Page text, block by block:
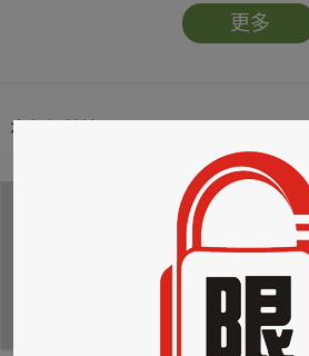
因為他獨特的「睡癖」簡直讓人嘆為觀止
她不但得想出各種應變政策
更多
本類暢銷榜